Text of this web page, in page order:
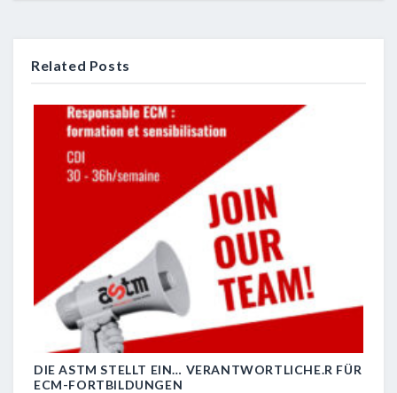
Related Posts
DIE ASTM STELLT EIN… VERANTWORTLICHE.R FÜR
ECM-FORTBILDUNGEN